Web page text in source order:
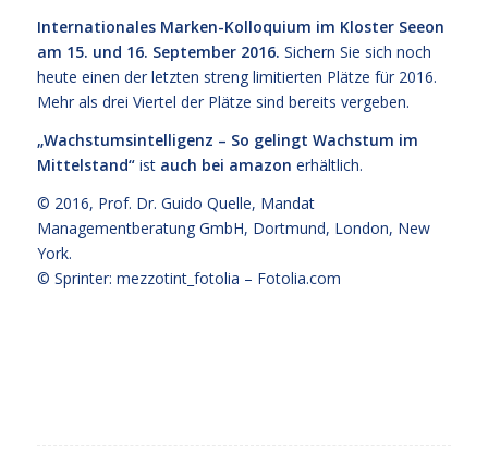
Internationales Marken-Kolloquium im Kloster Seeon
am 15. und 16. September 2016. Sichern Sie sich noch
heute einen der letzten streng limitierten Plätze für 2016.
Mehr als drei Viertel der Plätze sind bereits vergeben.
„Wachstumsintelligenz – So gelingt Wachstum im
Mittelstand“ist auch bei amazon erhältlich.
© 2016, Prof. Dr. Guido Quelle, Mandat
Managementberatung GmbH, Dortmund, London, New
York.
© Sprinter: mezzotint_fotolia – Fotolia.com